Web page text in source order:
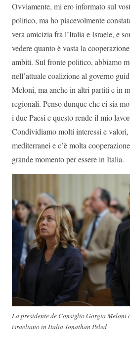
Ovviamente, mi ero informato sul
politico, ma ho piacevolmente
vera amicizia fra l’Italia e Israele, e
vedere quanto è vasta la
ambiti. Sul fronte politico, abbiamo
nell’attuale coalizione al governo
Meloni, ma anche in altri partiti e in
regionali. Penso dunque che ci sia
i due Paesi e questo rende il mio
Condividiamo molti interessi e valori,
mediterranei e c’è molta
grande momento per essere in Italia.
La presidente de Consiglio Gorgia Meloni
israeliano in Italia Jonathan Peled